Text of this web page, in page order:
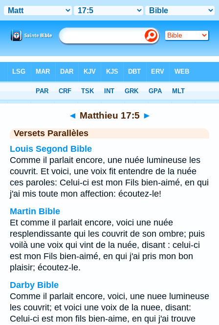
Chapitre 17> Verset 5
◄ Matthieu 17:5 ►
Versets Parallèles
Louis Segond Bible
Comme il parlait encore, une nuée lumineuse les
couvrit. Et voici, une voix fit entendre de la nuée
ces paroles: Celui-ci est mon Fils bien-aimé, en qui
j'ai mis toute mon affection: écoutez-le!
Martin Bible
Et comme il parlait encore, voici une nuée
resplendissante qui les couvrit de son ombre; puis
voilà une voix qui vint de la nuée, disant : celui-ci
est mon Fils bien-aimé, en qui j'ai pris mon bon
plaisir; écoutez-le.
Darby Bible
Comme il parlait encore, voici, une nuee lumineuse
les couvrit; et voici une voix de la nuee, disant:
Celui-ci est mon fils bien-aime, en qui j'ai trouve